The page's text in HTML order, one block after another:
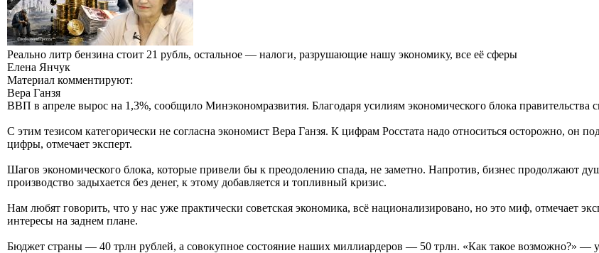
Реально литр бензина стоит 21 рубль, остальное — налоги, разрушающие нашу экономику, все её сферы
Елена Янчук
Материал комментируют:
Вера Ганзя
ВВП в апреле вырос на 1,3%, сообщило Минэкономразвития. Благодаря усилиям экономического блока правительства
С этим тезисом категорически не согласна экономист Вера Ганзя. К цифрам Росстата надо относиться осторожно, он
цифры, отмечает эксперт.
Шагов экономического блока, которые привели бы к преодолению спада, не заметно. Напротив, бизнес продолжают
производство задыхается без денег, к этому добавляется и топливный кризис.
Нам любят говорить, что у нас уже практически советская экономика, всё национализировано, но это миф, отмечает
интересы на заднем плане.
Бюджет страны — 40 трлн рублей, а совокупное состояние наших миллиардеров — 50 трлн. «Как такое возможно?» —